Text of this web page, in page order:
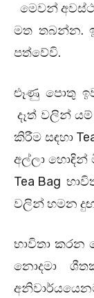
මෙවන්
මත තබන්න.
පත්වේවි.
ළූණු පොතු
දෑත් වලින්
කිරීම සඳහා
අල්ලා හොඳින්
Tea Bag
වලින් හමන
භාවිතා කරන
නොදමා